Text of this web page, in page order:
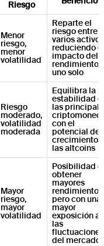
Riesgo
Menor
riesgo,
menor
volatilidad
Reparte el
riesgo entre
varios
reduciendo el
impacto del
rendimiento
uno solo
Riesgo
moderado,
volatilidad
moderada
Equilibra la
estabilidad
las
con el
potencial de
crecimiento
las altcoins
Mayor
riesgo,
mayor
volatilidad
Posibilidad
obtener
mayores
rendimientos,
pero con una
mayor
exposición a
las
fluctuaciones
del mercado